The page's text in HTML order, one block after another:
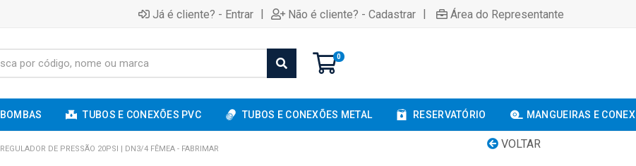
Já é cliente? - Entrar | Não é cliente? - Cadastrar | Área do Representante
0
BOMBAS TUBOS E CONEXÕES PVC TUBOS E CONEXÕES METAL RESERVATÓRIO MANGUEIRAS E
VOLTAR
REGULADOR DE PRESSÃO 20PSI | DN3/4 FÊMEA - FABRIMAR